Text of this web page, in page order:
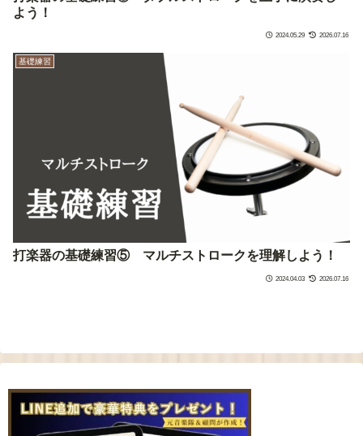
よう！
2024.05.29 2026.07.16
基礎練習
打楽器の基礎練習⑤ マルチストロークを理解しよう！
2024.04.03 2026.07.16